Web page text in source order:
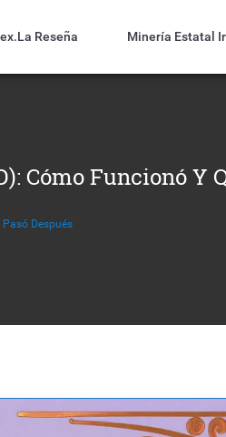
Reseña Minería Estatal
Cómo Funcionó Y
Después